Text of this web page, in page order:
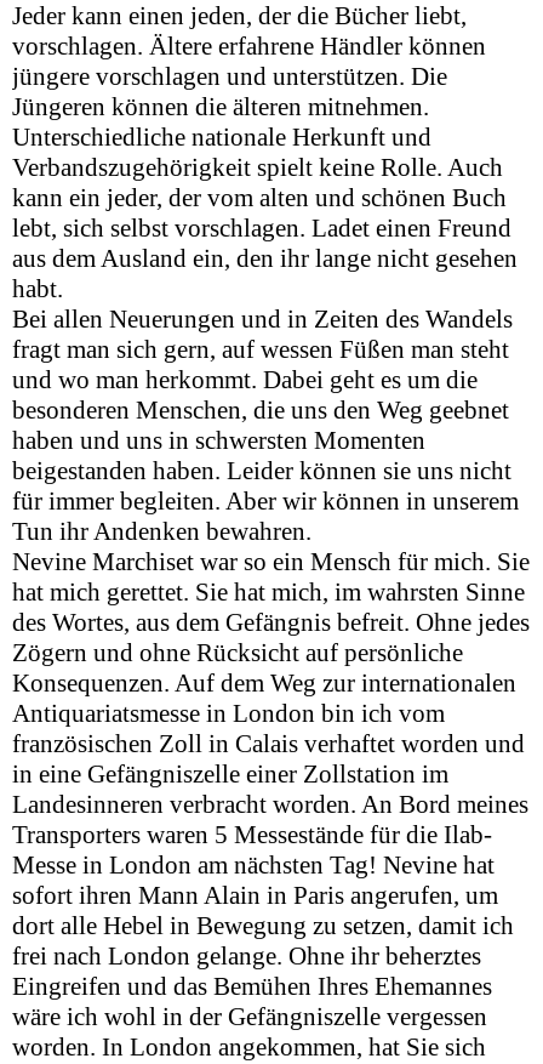
Jeder kann einen jeden, der die Bücher liebt,
vorschlagen. Ältere erfahrene Händler können
jüngere vorschlagen und unterstützen. Die
Jüngeren können die älteren mitnehmen.
Unterschiedliche nationale Herkunft und
Verbandszugehörigkeit spielt keine Rolle. Auch
kann ein jeder, der vom alten und schönen Buch
lebt, sich selbst vorschlagen. Ladet einen Freund
aus dem Ausland ein, den ihr lange nicht gesehen
habt.
Bei allen Neuerungen und in Zeiten des Wandels
fragt man sich gern, auf wessen Füßen man steht
und wo man herkommt. Dabei geht es um die
besonderen Menschen, die uns den Weg geebnet
haben und uns in schwersten Momenten
beigestanden haben. Leider können sie uns nicht
für immer begleiten. Aber wir können in unserem
Tun ihr Andenken bewahren.
Nevine Marchiset war so ein Mensch für mich. Sie
hat mich gerettet. Sie hat mich, im wahrsten Sinne
des Wortes, aus dem Gefängnis befreit. Ohne jedes
Zögern und ohne Rücksicht auf persönliche
Konsequenzen. Auf dem Weg zur internationalen
Antiquariatsmesse in London bin ich vom
französischen Zoll in Calais verhaftet worden und
in eine Gefängniszelle einer Zollstation im
Landesinneren verbracht worden. An Bord meines
Transporters waren 5 Messestände für die Ilab-
Messe in London am nächsten Tag! Nevine hat
sofort ihren Mann Alain in Paris angerufen, um
dort alle Hebel in Bewegung zu setzen, damit ich
frei nach London gelange. Ohne ihr beherztes
Eingreifen und das Bemühen Ihres Ehemannes
wäre ich wohl in der Gefängniszelle vergessen
worden. In London angekommen, hat Sie sich